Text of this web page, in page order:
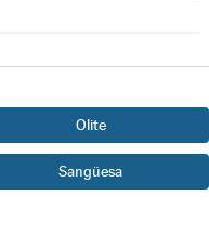
Olite
Sangüesa